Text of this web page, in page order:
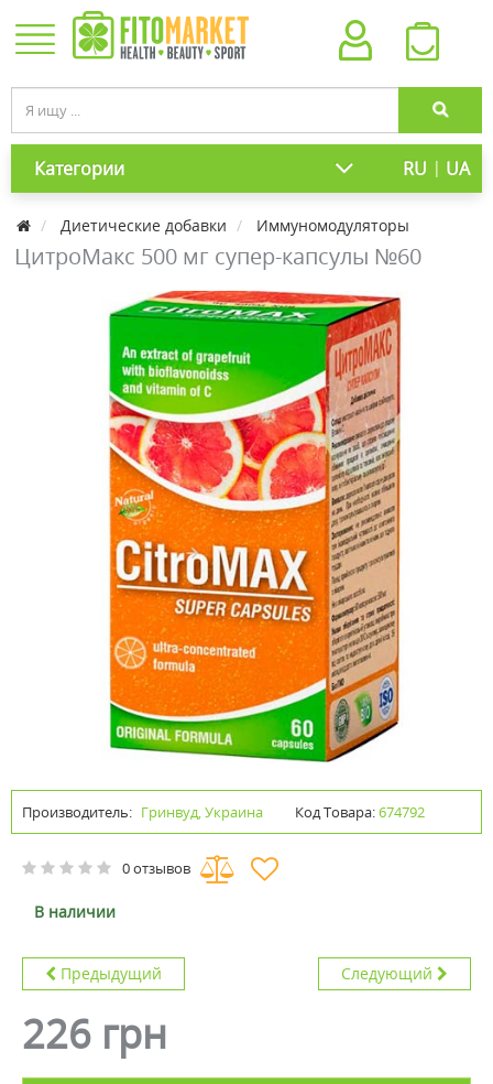
Категории RU | UA
Диетические добавки Иммуномодуляторы
ЦитроМакс 500 мг супер-капсулы №60
Производитель: Гринвуд, Украина Код Товара:674792
0 отзывов
В наличии
Предыдущий Следующий
226 грн